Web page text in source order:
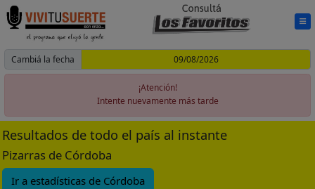
Cambiá la fecha
¡Atención!
Intente nuevamente más tarde
Resultados de todo el país al instante
Pizarras de Córdoba
Ir a estadísticas de Córdoba